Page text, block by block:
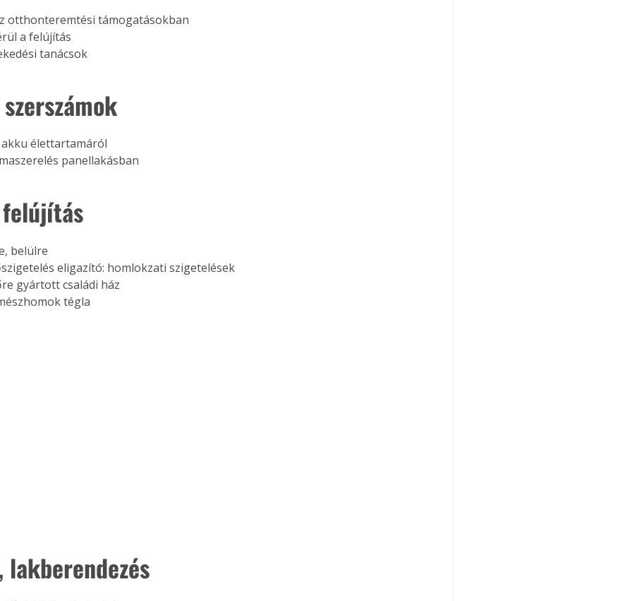
otthonteremtési támogatásokban
a felújítás
tanácsok
akku élettartamáról
panellakásban
belülre
eligazító: homlokzati szigetelések
gyártott családi ház
tégla
lakberendezés